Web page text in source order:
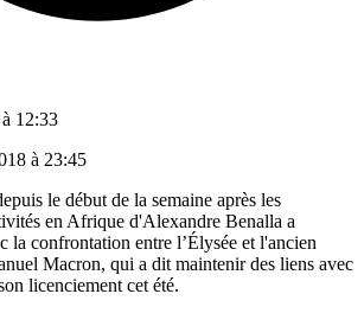
12:33
à 23:45
le début de la semaine après les
en Afrique d'Alexandre Benalla a
la confrontation entre l’Élysée et l'ancien
Macron, qui a dit maintenir des liens avec
licenciement cet été.